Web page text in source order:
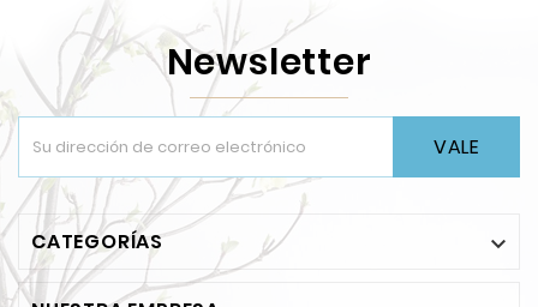
Newsletter
VALE
CATEGORÍAS 